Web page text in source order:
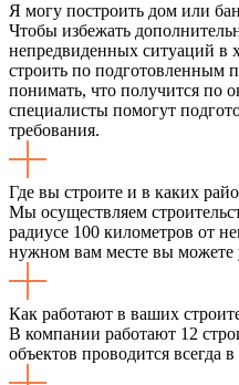
Я могу построить дом или
Чтобы избежать
непредвиденных ситуаций в
строить по подготовленным
понимать, что получится по
специалисты помогут
требования.
Где вы строите и в каких
Мы осуществляем
радиусе 100 километров от
нужном вам месте вы можете
Как работают в ваших
В компании работают 12
объектов проводится всегда